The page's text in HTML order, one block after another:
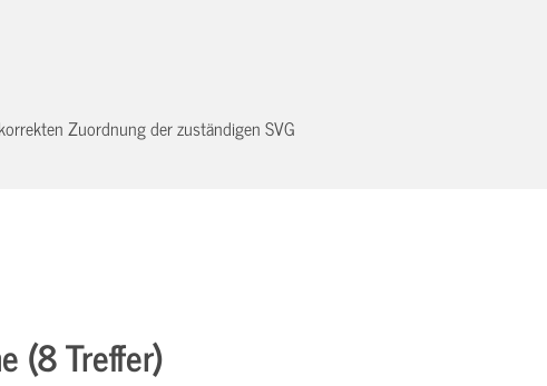
Zuordnung der zuständigen SVG
(8 Treffer)